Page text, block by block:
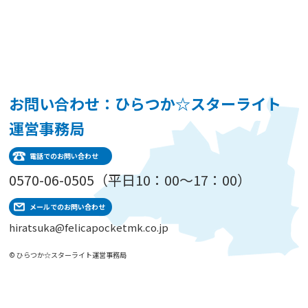
お問い合わせ：ひらつか☆スターライト
運営事務局
電話でのお問い合わせ
0570-06-0505（平日10：00～17：00）
メールでのお問い合わせ
hiratsuka@felicapocketmk.co.jp
© ひらつか☆スターライト運営事務局